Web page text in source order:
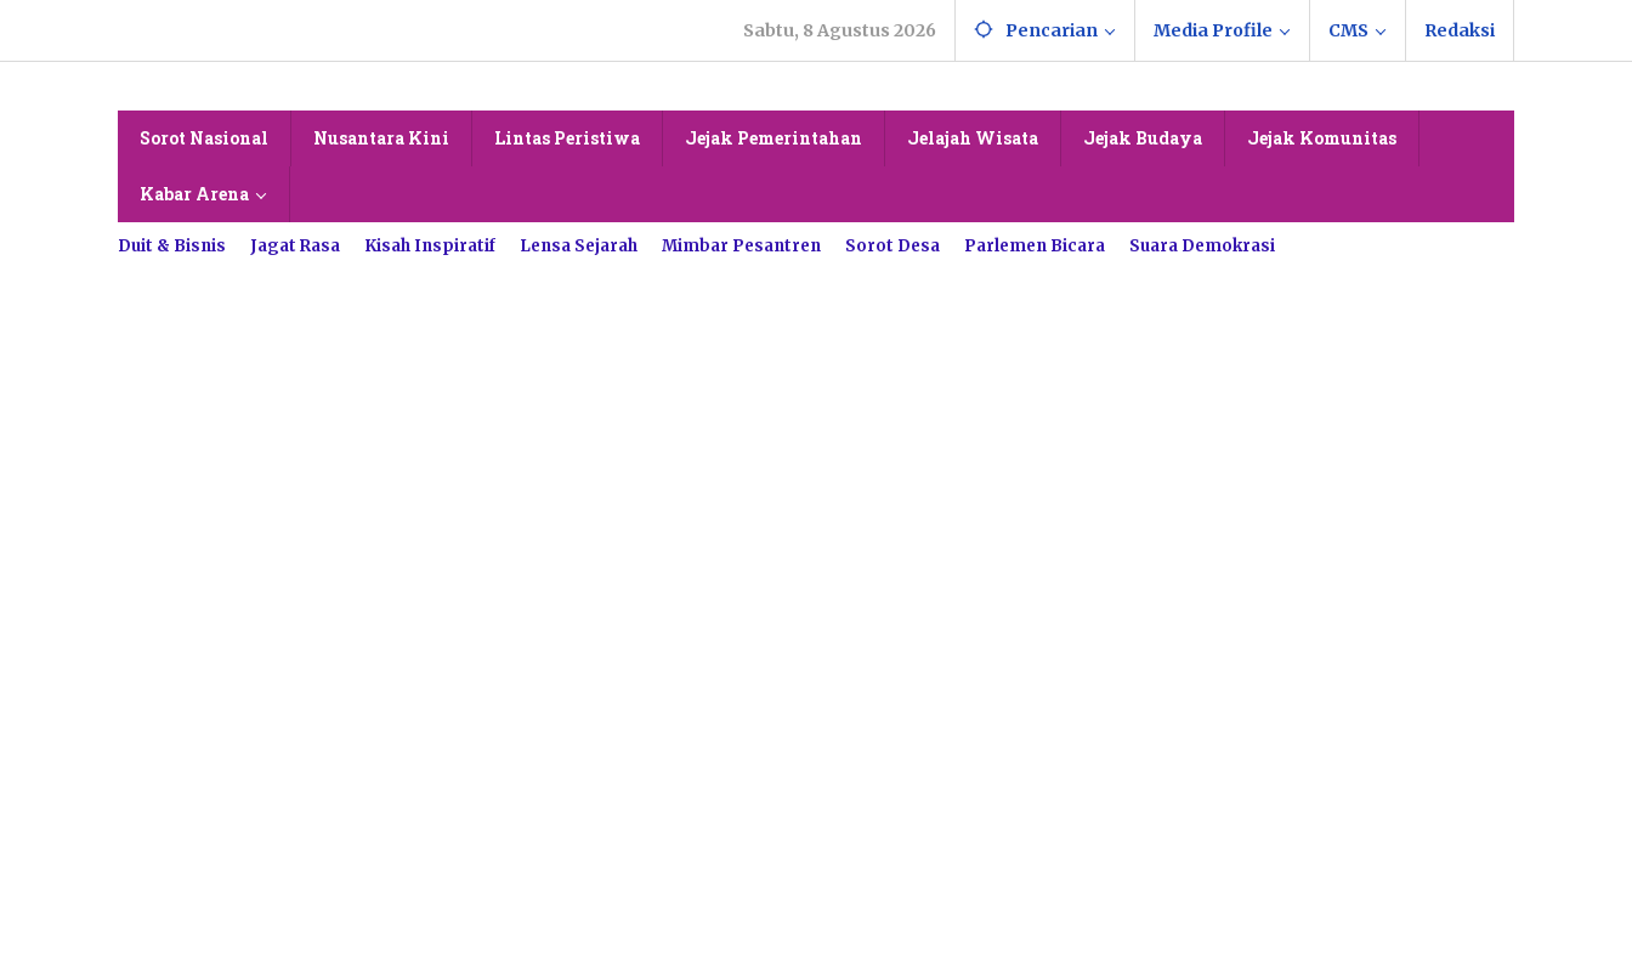
konten
Sabtu, 8 Agustus 2026 Pencarian Media Profile CMS Redaksi
Sorot Nasional Nusantara Kini Lintas Peristiwa Jejak Pemerintahan Jelajah Wisata Jejak Budaya Jejak Komunitas
Kabar Arena
Duit & Bisnis Jagat Rasa Kisah Inspiratif Lensa Sejarah Mimbar Pesantren Sorot Desa Parlemen Bicara Suara Demokrasi